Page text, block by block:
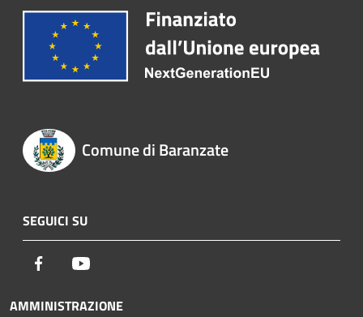
Comune di Baranzate
SEGUICI SU
Facebook
AMMINISTRAZIONE